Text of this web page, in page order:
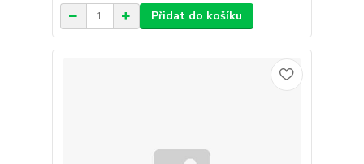
Přidat do košíku